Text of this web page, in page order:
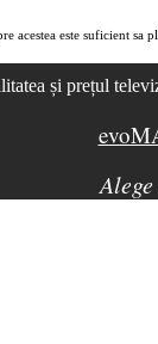
acestea este suficient sa
și prețul